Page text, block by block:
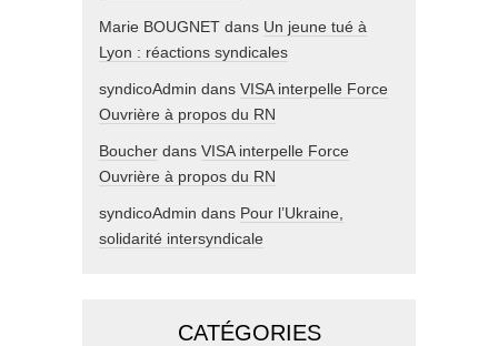
Marie BOUGNET dans Un jeune tué à
Lyon : réactions syndicales
syndicoAdmin dans VISA interpelle Force
Ouvrière à propos du RN
Boucher dans VISA interpelle Force
Ouvrière à propos du RN
syndicoAdmin dans Pour l’Ukraine,
solidarité intersyndicale
CATÉGORIES